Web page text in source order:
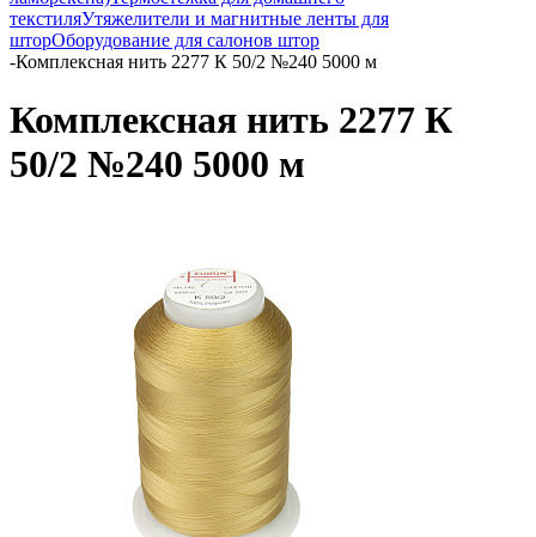
текстиляУтяжелители и магнитные ленты для
шторОборудование для салонов штор
-Комплексная нить 2277 К 50/2 №240 5000 м
Комплексная нить 2277 К
50/2 №240 5000 м